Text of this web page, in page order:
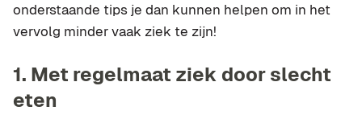
onderstaande tips je dan kunnen helpen om in het
vervolg minder vaak ziek te zijn!
1. Met regelmaat ziek door slecht
eten